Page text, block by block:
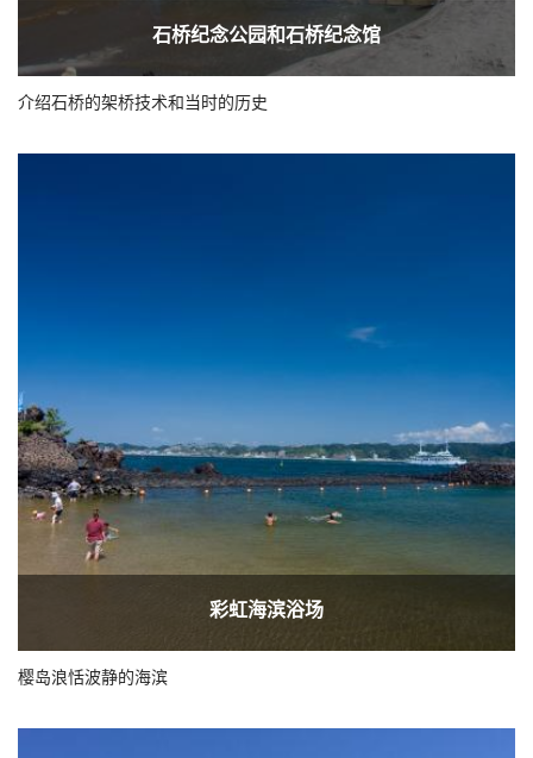
石桥纪念公园和石桥纪念馆
介绍石桥的架桥技术和当时的历史
彩虹海滨浴场
樱岛浪恬波静的海滨